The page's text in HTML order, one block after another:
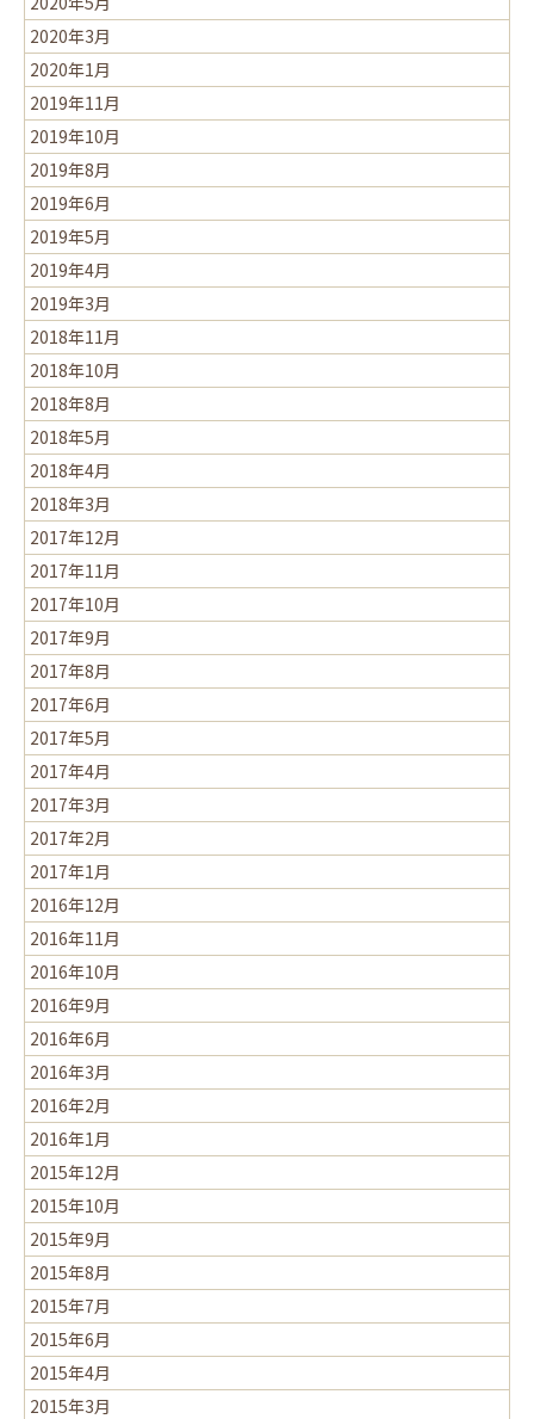
2020年3月
2020年1月
2019年11月
2019年10月
2019年8月
2019年6月
2019年5月
2019年4月
2019年3月
2018年11月
2018年10月
2018年8月
2018年5月
2018年4月
2018年3月
2017年12月
2017年11月
2017年10月
2017年9月
2017年8月
2017年6月
2017年5月
2017年4月
2017年3月
2017年2月
2017年1月
2016年12月
2016年11月
2016年10月
2016年9月
2016年6月
2016年3月
2016年2月
2016年1月
2015年12月
2015年10月
2015年9月
2015年8月
2015年7月
2015年6月
2015年4月
2015年3月